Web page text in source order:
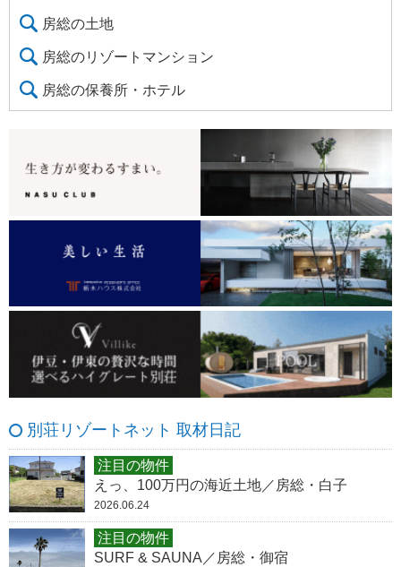
房総の土地
房総のリゾートマンション
房総の保養所・ホテル
別荘リゾートネット 取材日記
注目の物件
えっ、100万円の海近土地／房総・白子
2026.06.24
注目の物件
SURF & SAUNA／房総・御宿